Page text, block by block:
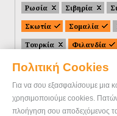
Πολιτική Cookies
Για να σου εξασφαλίσουμε μια
χρησιμοποιούμε cookies.
πλοήγηση σου
Ρωσία
Σιβηρία
Σκωτία
Σομαλία
Τουρκία
Φιλανδία